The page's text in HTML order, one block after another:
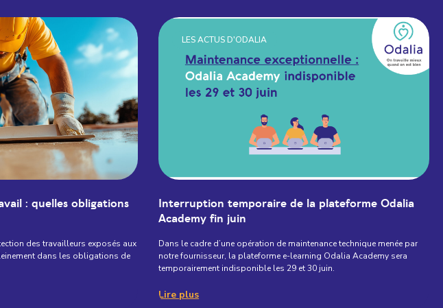
: quelles obligations
des travailleurs exposés aux
dans les obligations de
LES ACTUS D'ODALIA
Interruption temporaire de la plateforme Odalia
Academy fin juin
Dans le cadre d’une opération de maintenance technique menée par
notre fournisseur, la plateforme e-learning Odalia Academy sera
temporairement indisponible les 29 et 30 juin.
Lire plus